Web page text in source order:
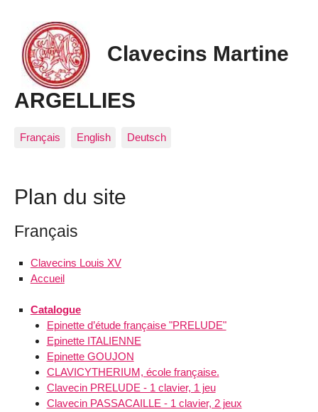
Clavecins Martine
ARGELLIES
Français English Deutsch
Plan du site
Français
Clavecins Louis XV
Accueil
Catalogue
Epinette d’étude française "PRELUDE"
Epinette ITALIENNE
Epinette GOUJON
CLAVICYTHERIUM, école française.
Clavecin PRELUDE - 1 clavier, 1 jeu
Clavecin PASSACAILLE - 1 clavier, 2 jeux